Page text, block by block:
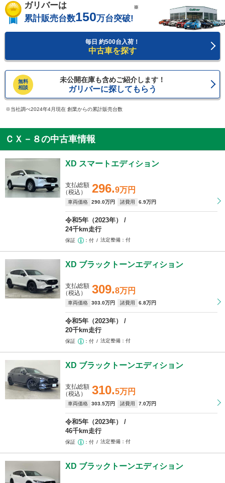
ガリバーは
累計販売台数150万台突破!
※
毎日 約500台入荷！
中古車を探す
無料
相談
未公開在庫も含めご紹介します！
ガリバーに探してもらう
当社調べ2024年4月現在 創業からの累計販売台数
ＣＸ－８の中古車情報
XD スマートエディション
296.9万円
支払総額
（税込）
車両価格 290 .0万円 諸費用 6 .9万円
令和5年（2023年）
24千km走行
保証 付 法定整備 付
XD ブラックトーンエディション
309.8万円
支払総額
（税込）
車両価格 303 .0万円 諸費用 6 .8万円
令和5年（2023年）
20千km走行
保証 付 法定整備 付
XD ブラックトーンエディション
310.5万円
支払総額
（税込）
車両価格 303 .5万円 諸費用 7 .0万円
令和5年（2023年）
46千km走行
保証 付 法定整備 付
XD ブラックトーンエディション